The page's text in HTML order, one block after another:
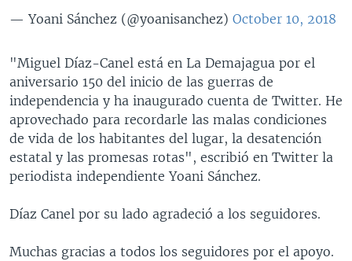
— Yoani Sánchez (@yoanisanchez) October 10, 2018
"Miguel Díaz-Canel está en La Demajagua por el
aniversario 150 del inicio de las guerras de
independencia y ha inaugurado cuenta de Twitter. He
aprovechado para recordarle las malas condiciones
de vida de los habitantes del lugar, la desatención
estatal y las promesas rotas", escribió en Twitter la
periodista independiente Yoani Sánchez.
Díaz Canel por su lado agradeció a los seguidores.
Muchas gracias a todos los seguidores por el apoyo.